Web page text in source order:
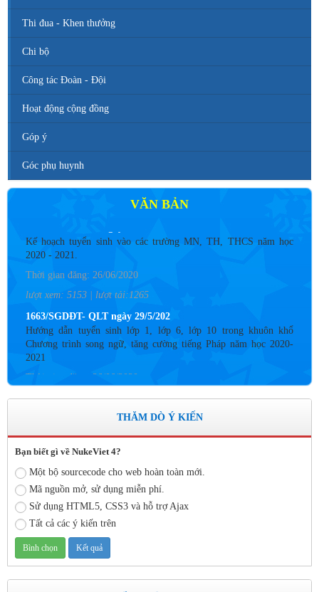
Thi đua - Khen thưởng
Chi bộ
Công tác Đoàn - Đội
Hoạt động cộng đồng
Góp ý
Góc phụ huynh
VĂN BẢN
Kế hoạch tuyển sinh vào các trường MN, TH, THCS năm học
2020 - 2021.
Hướng dẫn tuyển sinh lớp 1, lớp 6, lớp 10 trong khuôn khổ
Chương trình song ngữ, tăng cường tiếng Pháp năm học 2020-
2021
lượt xem: 4183 | lượt tải:757
Số: 05 /KHCM - THVY NGÀY 10/9&
HỌC 2019- 2020
Thời gian đăng: 11/06/2020
lượt xem: 8574 | lượt tải:2796
Số: 03 /KH-THVY ngày 17/9�
KẾ HOẠCH CÔNG TÁC KIỂM TRA NỘI BỘ NĂM HỌC
2019– 2020
Thời gian đăng: 11/06/2020
lượt xem: 11743 | lượt tải:670
THĂM DÒ Ý KIẾN
Bạn biết gì về NukeViet 4?
Một bộ sourcecode cho web hoàn toàn mới.
Mã nguồn mở, sử dụng miễn phí.
Sử dụng HTML5, CSS3 và hỗ trợ Ajax
Tất cả các ý kiến trên